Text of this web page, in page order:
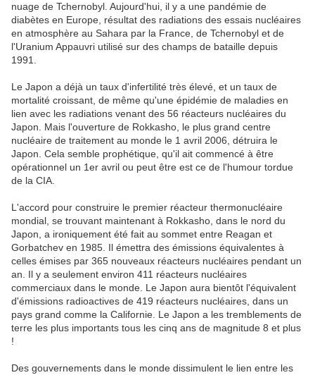
nuage de Tchernobyl. Aujourd'hui, il y a une pandémie de
diabètes en Europe, résultat des radiations des essais nucléaires
en atmosphère au Sahara par la France, de Tchernobyl et de
l'Uranium Appauvri utilisé sur des champs de bataille depuis
1991.
Le Japon a déjà un taux d'infertilité très élevé, et un taux de
mortalité croissant, de même qu'une épidémie de maladies en
lien avec les radiations venant des 56 réacteurs nucléaires du
Japon. Mais l'ouverture de Rokkasho, le plus grand centre
nucléaire de traitement au monde le 1 avril 2006, détruira le
Japon. Cela semble prophétique, qu'il ait commencé à être
opérationnel un 1er avril ou peut être est ce de l'humour tordue
de la CIA.
L'accord pour construire le premier réacteur thermonucléaire
mondial, se trouvant maintenant à Rokkasho, dans le nord du
Japon, a ironiquement été fait au sommet entre Reagan et
Gorbatchev en 1985. Il émettra des émissions équivalentes à
celles émises par 365 nouveaux réacteurs nucléaires pendant un
an. Il y a seulement environ 411 réacteurs nucléaires
commerciaux dans le monde. Le Japon aura bientôt l'équivalent
d'émissions radioactives de 419 réacteurs nucléaires, dans un
pays grand comme la Californie. Le Japon a les tremblements de
terre les plus importants tous les cinq ans de magnitude 8 et plus
!
Des gouvernements dans le monde dissimulent le lien entre les